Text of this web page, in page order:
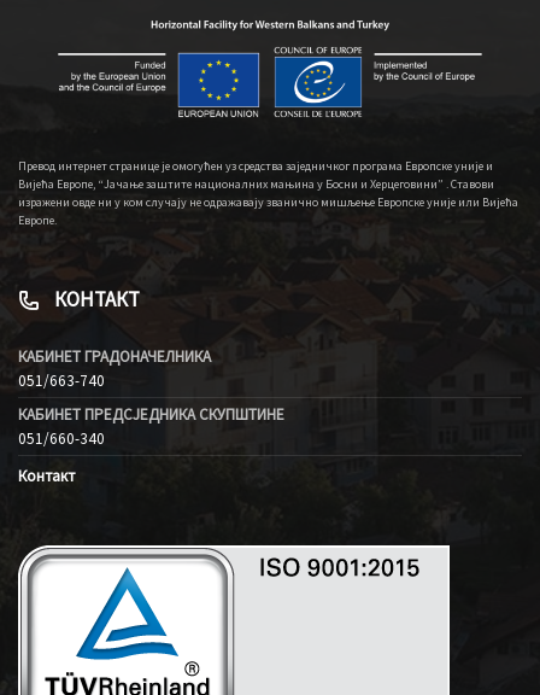
Превод интернет странице је омогућен уз средства заједничког програма Европске уније и
Вијећа Европе, “Јачање заштите националних мањина у Босни и Херцеговини” . Ставови
изражени овде ни у ком случају не одражавају званично мишљење Европске уније или Вијећа
Европе.
КОНТАКТ
КАБИНЕТ ГРАДОНАЧЕЛНИКА
051/663-740
КАБИНЕТ ПРЕДСЈЕДНИКА СКУПШТИНЕ
051/660-340
Контакт